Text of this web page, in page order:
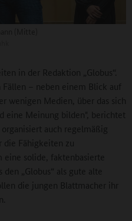
in der Redaktion „Globus“.
– neben einem Blick auf
wenigen Medien, über das sich
eine Meinung bilden", berichtet
auch regelmäßig
die Fähigkeiten zu
eine solide, faktenbasierte
„Globus“ als gute alte
die jungen Blattmacher ihr